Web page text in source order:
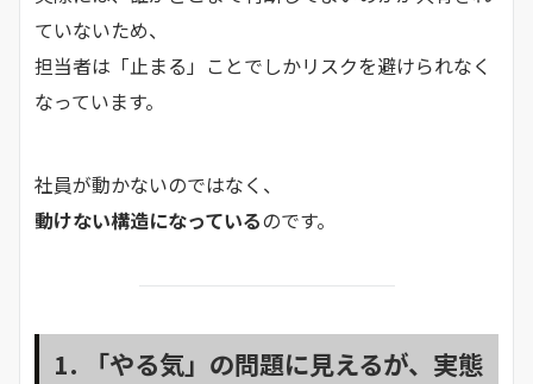
ていないため、
担当者は「止まる」ことでしかリスクを避けられなく
なっています。
社員が動かないのではなく、
動けない構造になっているのです。
1. 「やる気」の問題に見えるが、実態